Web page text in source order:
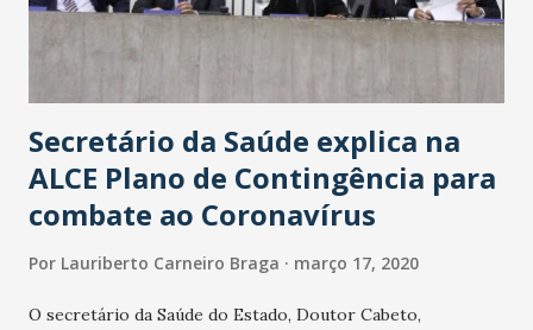
Secretário da Saúde explica na
ALCE Plano de Contingência para
combate ao Coronavírus
Por Lauriberto Carneiro Braga março 17, 2020
O secretário da Saúde do Estado, Doutor Cabeto,